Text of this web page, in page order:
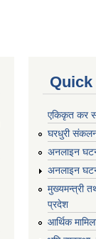
एकिकृत कर
घरधुरी
अनलाइन
अनलाइन
मुख्यमन्त्री
प्रदेश
आर्थिक